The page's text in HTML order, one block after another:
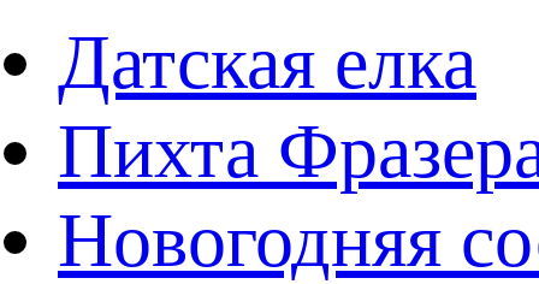
Датская елка
Пихта
Новогодняя